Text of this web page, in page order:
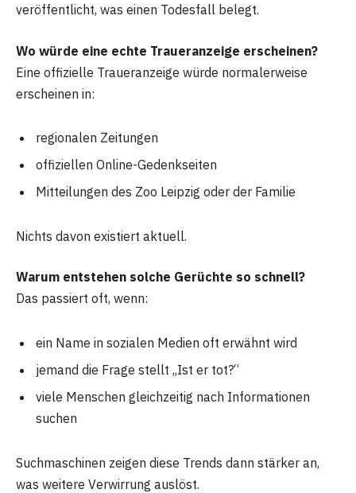
veröffentlicht, was einen Todesfall belegt.
Wo würde eine echte Traueranzeige erscheinen?
Eine offizielle Traueranzeige würde normalerweise
erscheinen in:
regionalen Zeitungen
offiziellen Online-Gedenkseiten
Mitteilungen des Zoo Leipzig oder der Familie
Nichts davon existiert aktuell.
Warum entstehen solche Gerüchte so schnell?
Das passiert oft, wenn:
ein Name in sozialen Medien oft erwähnt wird
jemand die Frage stellt „Ist er tot?“
viele Menschen gleichzeitig nach Informationen
suchen
Suchmaschinen zeigen diese Trends dann stärker an,
was weitere Verwirrung auslöst.